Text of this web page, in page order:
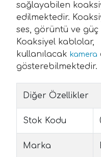
sağlayabilen
edilmektedir.
ses, görüntü ve
Koaksiyel kablolar,
kullanılacak kamera
gösterebilmektedir.
Diğer Özellikler
Stok Kodu
Marka